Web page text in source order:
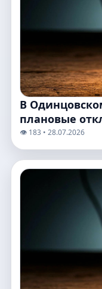
В
плановые
👁️ 183 • 28.07.2026